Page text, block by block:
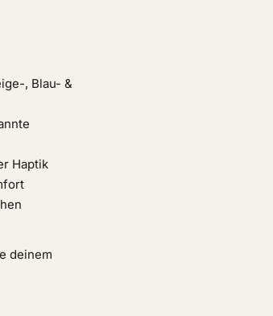
, Blau- &
Haptik
deinem